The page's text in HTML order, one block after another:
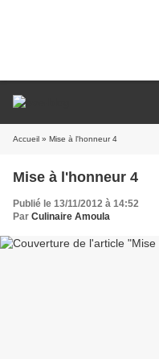
Accueil » Mise à l'honneur 4
Mise à l'honneur 4
Publié le 13/11/2012 à 14:52
Par Culinaire Amoula